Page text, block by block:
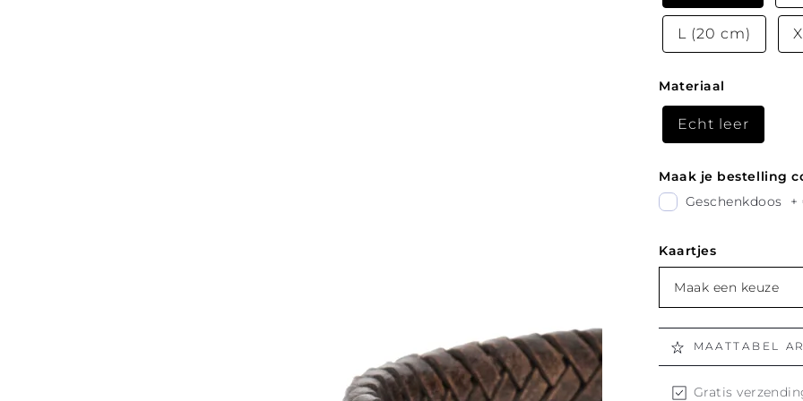
L (20 cm)
Materiaal
Echt leer
Maak je bestelling
Geschenkdoos
+
Kaartjes
Maak een keuze
MAATTABEL
Gratis